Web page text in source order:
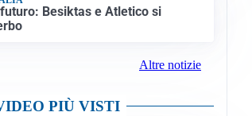
Besiktas e Atletico si
Altre notizie
PIÙ VISTI